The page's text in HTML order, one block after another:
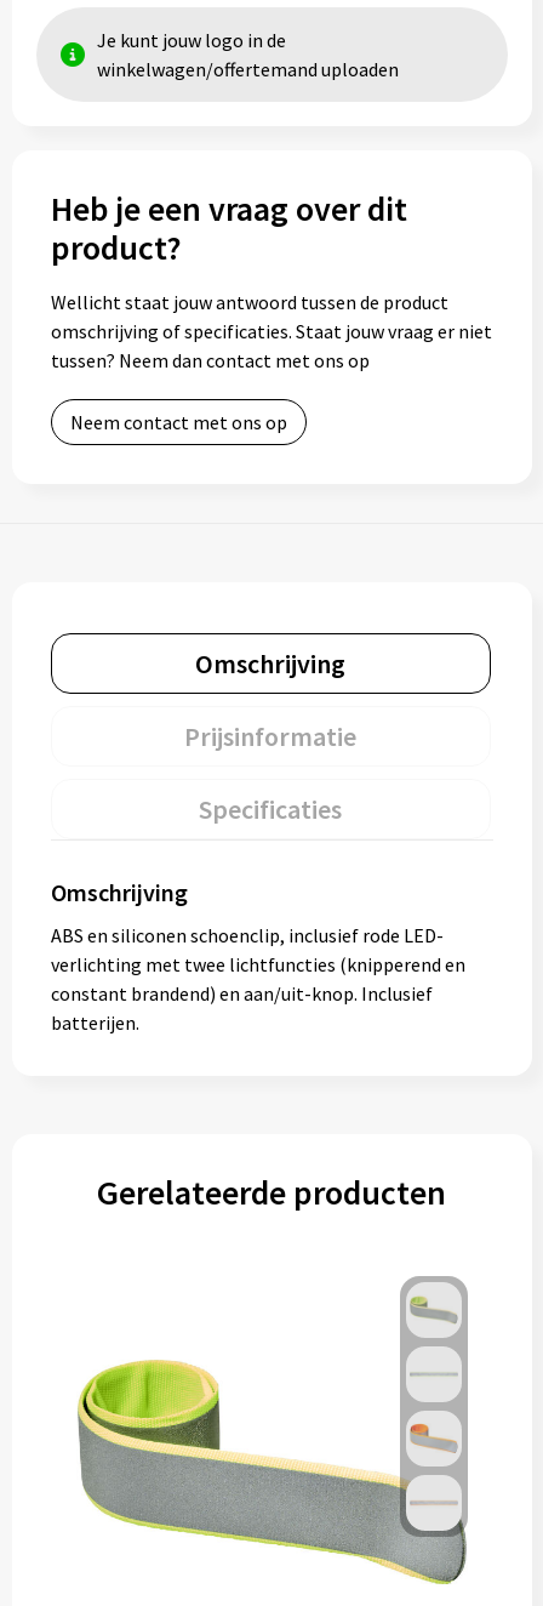
Toilettassen
Je kunt jouw logo in de
winkelwagen/offertemand uploaden
Heb je een vraag over dit
product?
Wellicht staat jouw antwoord tussen de product
omschrijving of specificaties. Staat jouw vraag er niet
tussen? Neem dan contact met ons op
Neem contact met ons op
Omschrijving
Prijsinformatie
Specificaties
Omschrijving
ABS en siliconen schoenclip, inclusief rode LED-
verlichting met twee lichtfuncties (knipperend en
constant brandend) en aan/uit-knop. Inclusief
batterijen.
Gerelateerde producten